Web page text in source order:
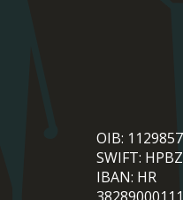
OIB:
SWIFT:
IBAN: HR